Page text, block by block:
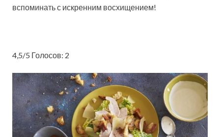
вспоминать с искренним восхищением!
4,5/5 Голосов: 2